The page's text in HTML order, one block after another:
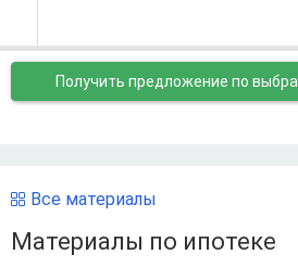
Получить предложение по
Все материалы
Материалы по ипотеке